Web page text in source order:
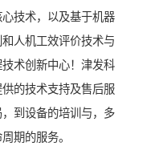
技术，以及基于机器
人机工效评价技术与
术创新中心！津发科
的技术支持及售后服
到设备的培训与，多
期的服务。